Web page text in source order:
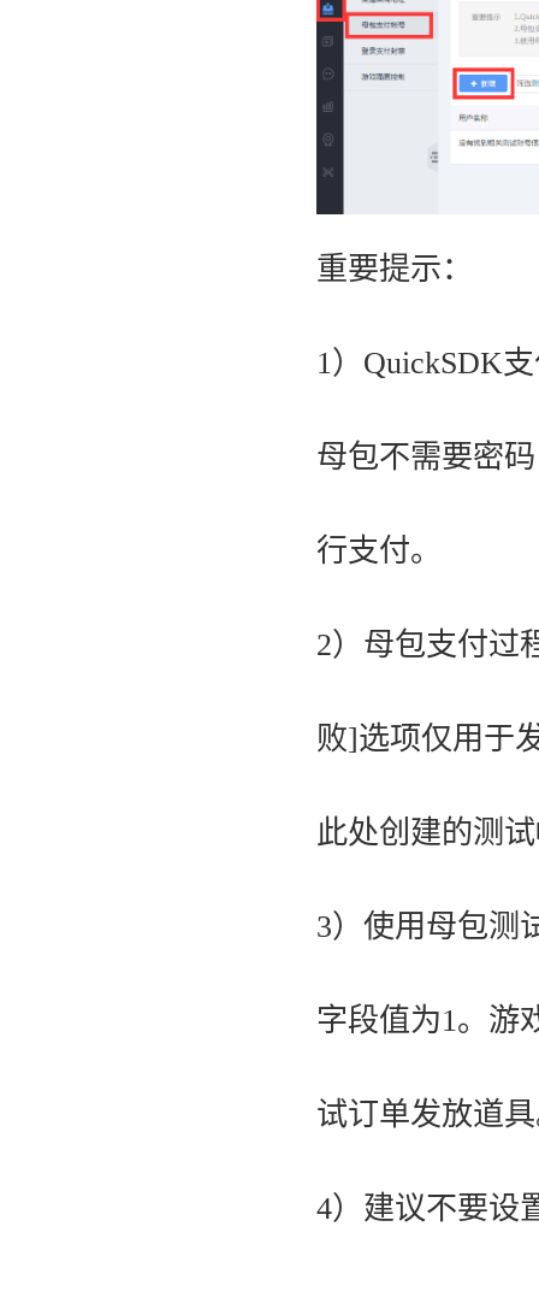
重要提示：
1）QuickSDK
母包不需要密
行支付。
2）母包支付过
败]选项仅用于
此处创建的测
3）使用母包测
字段值为1。游
试订单发放道
4）建议不要设